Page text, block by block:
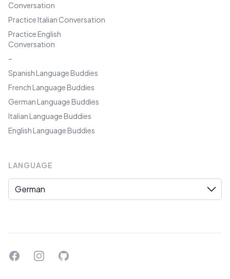
Conversation
Practice Italian Conversation
Practice English
Conversation
–
Spanish Language Buddies
French Language Buddies
German Language Buddies
Italian Language Buddies
English Language Buddies
LANGUAGE
Language
FacebookInstagramGitHub